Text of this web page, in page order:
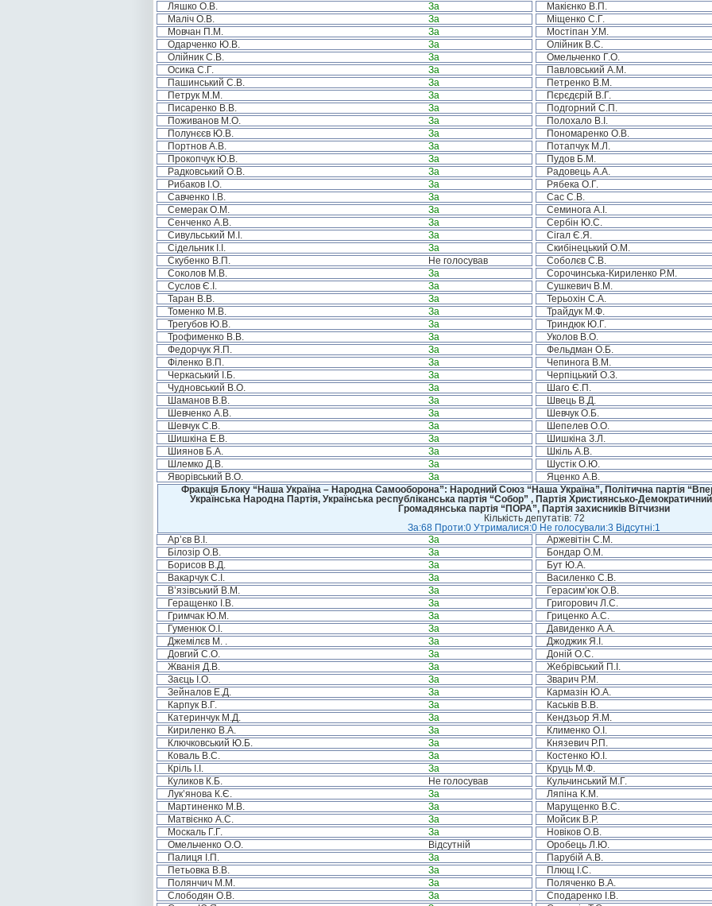
Ляшко О.В.
За Макієнко В.П.
Маліч О.В.
За Міщенко С.Г.
Мовчан П.М.
За Мостіпан У.М.
Одарченко Ю.В.
За Олійник В.С.
Олійник С.В.
За Омельченко Г.О.
Осика С.Г.
За Павловський А.М.
Пашинський С.В.
За Петренко В.М.
Петрук М.М.
За Пєрєдєрій В.Г.
Писаренко В.В.
За Подгорний С.П.
Поживанов М.О.
За Полохало В.І.
Полунєєв Ю.В.
За Пономаренко О.В.
Портнов А.В.
За Потапчук М.Л.
Прокопчук Ю.В.
За Пудов Б.М.
Радковський О.В.
За Радовець А.А.
Рибаков І.О.
За Рябека О.Г.
Савченко І.В.
За Сас С.В.
Семерак О.М.
За Семинога А.І.
Сенченко А.В.
За Сербін Ю.С.
Сивульський М.І.
За Сігал Є.Я.
Сідельник І.І.
За Скибінецький О.М.
Скубенко В.П.
Не голосував Соболєв С.В.
Соколов М.В.
За Сорочинська-Кириленко Р.М.
Суслов Є.І.
За Сушкевич В.М.
Таран В.В.
За Терьохін С.А.
Томенко М.В.
За Трайдук М.Ф.
Трегубов Ю.В.
За Триндюк Ю.Г.
Трофименко В.В.
За Уколов В.О.
Федорчук Я.П.
За Фельдман О.Б.
Філенко В.П.
За Чепинога В.М.
Черкаський І.Б.
За Черпіцький О.З.
Чудновський В.О.
За Шаго Є.П.
Шаманов В.В.
За Швець В.Д.
Шевченко А.В.
За Шевчук О.Б.
Шевчук С.В.
За Шепелев О.О.
Шишкіна Е.В.
За Шишкіна З.Л.
Шиянов Б.А.
За Шкіль А.В.
Шлемко Д.В.
За Шустік О.Ю.
Яворівський В.О.
За Яценко А.В.
Фракція Блоку “Наша Україна – Народна Самооборона”: Народний Союз “Наша Україна”, Політична партія
Українська Народна Партія, Українська республіканська партія “Собор” , Партія Християнсько-
Громадянська партія “ПОРА”, Партія захисників Вітчизни
Кількість депутатів: 72
За:68 Проти:0 Утрималися:0 Не голосували:3 Відсутні:1
Ар’єв В.І.
За Аржевітін С.М.
Білозір О.В.
За Бондар О.М.
Борисов В.Д.
За Бут Ю.А.
Вакарчук С.І.
За Василенко С.В.
В’язівський В.М.
За Герасим’юк О.В.
Геращенко І.В.
За Григорович Л.С.
Гримчак Ю.М.
За Гриценко А.С.
Гуменюк О.І.
За Давиденко А.А.
Джемілєв М. .
За Джоджик Я.І.
Довгий С.О.
За Доній О.С.
Жванія Д.В.
За Жебрівський П.І.
Заєць І.О.
За Зварич Р.М.
Зейналов Е.Д.
За Кармазін Ю.А.
Карпук В.Г.
За Каськів В.В.
Катеринчук М.Д.
За Кендзьор Я.М.
Кириленко В.А.
За Клименко О.І.
Ключковський Ю.Б.
За Князевич Р.П.
Коваль В.С.
За Костенко Ю.І.
Кріль І.І.
За Круць М.Ф.
Куликов К.Б.
Не голосував Кульчинський М.Г.
Лук’янова К.Є.
За Ляпіна К.М.
Мартиненко М.В.
За Марущенко В.С.
Матвієнко А.С.
За Мойсик В.Р.
Москаль Г.Г.
За Новіков О.В.
Омельченко О.О.
Відсутній Оробець Л.Ю.
Палиця І.П.
За Парубій А.В.
Петьовка В.В.
За Плющ І.С.
Полянчич М.М.
За Поляченко В.А.
Слободян О.В.
За Сподаренко І.В.